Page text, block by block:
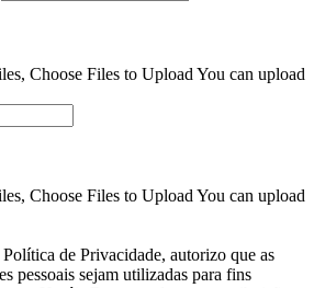
Choose Files to Upload You can upload
Choose Files to Upload You can upload
de Privacidade, autorizo que as
pessoais sejam utilizadas para fins